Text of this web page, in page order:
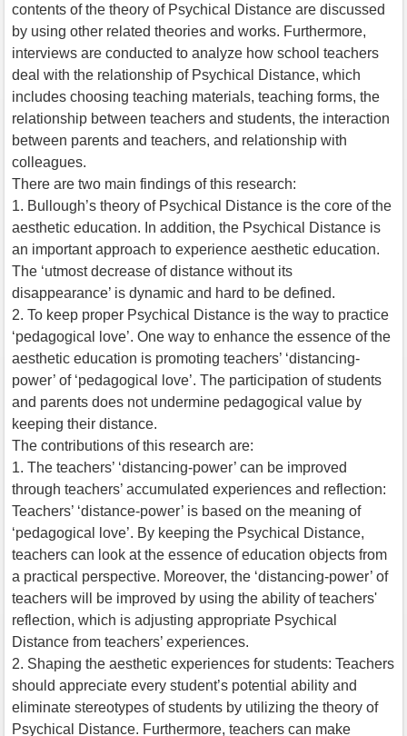
contents of the theory of Psychical Distance are discussed
by using other related theories and works. Furthermore,
interviews are conducted to analyze how school teachers
deal with the relationship of Psychical Distance, which
includes choosing teaching materials, teaching forms, the
relationship between teachers and students, the interaction
between parents and teachers, and relationship with
colleagues.
There are two main findings of this research:
1. Bullough’s theory of Psychical Distance is the core of the
aesthetic education. In addition, the Psychical Distance is
an important approach to experience aesthetic education.
The ‘utmost decrease of distance without its
disappearance’ is dynamic and hard to be defined.
2. To keep proper Psychical Distance is the way to practice
‘pedagogical love’. One way to enhance the essence of the
aesthetic education is promoting teachers’ ‘distancing-
power’ of ‘pedagogical love’. The participation of students
and parents does not undermine pedagogical value by
keeping their distance.
The contributions of this research are:
1. The teachers’ ‘distancing-power’ can be improved
through teachers’ accumulated experiences and reflection:
Teachers’ ‘distance-power’ is based on the meaning of
‘pedagogical love’. By keeping the Psychical Distance,
teachers can look at the essence of education objects from
a practical perspective. Moreover, the ‘distancing-power’ of
teachers will be improved by using the ability of teachers'
reflection, which is adjusting appropriate Psychical
Distance from teachers’ experiences.
2. Shaping the aesthetic experiences for students: Teachers
should appreciate every student’s potential ability and
eliminate stereotypes of students by utilizing the theory of
Psychical Distance. Furthermore, teachers can make